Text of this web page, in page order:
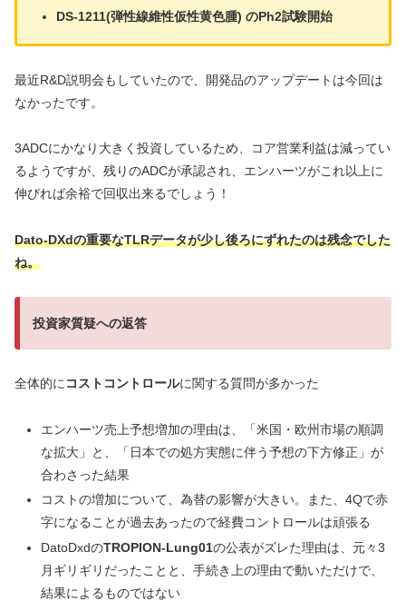
DS-1211(弾性線維性仮性黄色腫) のPh2試験開始
最近R&D説明会もしていたので、開発品のアップデートは今回は
なかったです。
3ADCにかなり大きく投資しているため、コア営業利益は減ってい
るようですが、残りのADCが承認され、エンハーツがこれ以上に
伸びれば余裕で回収出来るでしょう！
Dato-DXdの重要なTLRデータが少し後ろにずれたのは残念でした
ね。
投資家質疑への返答
全体的にコストコントロールに関する質問が多かった
エンハーツ売上予想増加の理由は、「米国・欧州市場の順調
な拡大」と、「日本での処方実態に伴う予想の下方修正」が
合わさった結果
コストの増加について、為替の影響が大きい。また、4Qで赤
字になることが過去あったので経費コントロールは頑張る
DatoDxdのTROPION-Lung01の公表がズレた理由は、元々3
月ギリギリだったことと、手続き上の理由で動いただけで、
結果によるものではない